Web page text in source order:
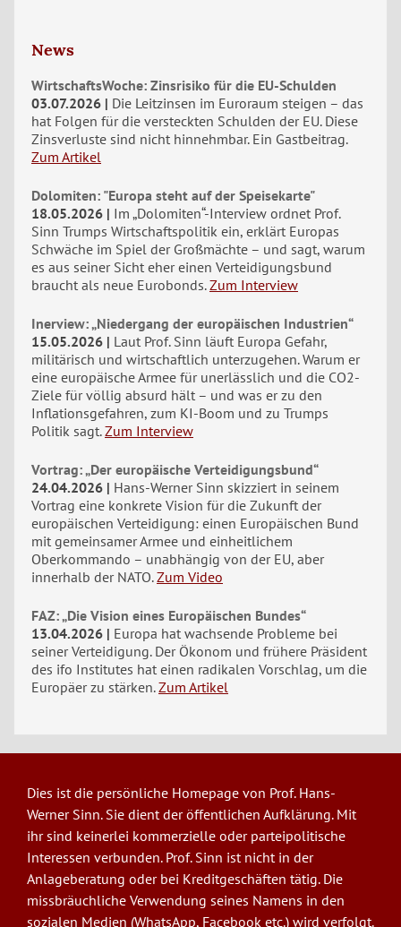
News
WirtschaftsWoche: Zinsrisiko für die EU-Schulden
03.07.2026
Die Leitzinsen im Euroraum steigen – das
hat Folgen für die versteckten Schulden der EU. Diese
Zinsverluste sind nicht hinnehmbar. Ein Gastbeitrag.
Zum Artikel
Dolomiten: "Europa steht auf der Speisekarte"
18.05.2026
Im „Dolomiten“-Interview ordnet Prof.
Sinn Trumps Wirtschaftspolitik ein, erklärt Europas
Schwäche im Spiel der Großmächte – und sagt, warum
es aus seiner Sicht eher einen Verteidigungsbund
braucht als neue Eurobonds. Zum Interview
Inerview: „Niedergang der europäischen Industrien“
15.05.2026
Laut Prof. Sinn läuft Europa Gefahr,
militärisch und wirtschaftlich unterzugehen. Warum er
eine europäische Armee für unerlässlich und die CO2-
Ziele für völlig absurd hält – und was er zu den
Inflationsgefahren, zum KI-Boom und zu Trumps
Politik sagt. Zum Interview
Vortrag: „Der europäische Verteidigungsbund“
24.04.2026
Hans-Werner Sinn skizziert in seinem
Vortrag eine konkrete Vision für die Zukunft der
europäischen Verteidigung: einen Europäischen Bund
mit gemeinsamer Armee und einheitlichem
Oberkommando – unabhängig von der EU, aber
innerhalb der NATO. Zum Video
FAZ: „Die Vision eines Europäischen Bundes“
13.04.2026
Europa hat wachsende Probleme bei
seiner Verteidigung. Der Ökonom und frühere Präsident
des ifo Institutes hat einen radikalen Vorschlag, um die
Europäer zu stärken. Zum Artikel
Dies ist die persönliche Homepage von Prof. Hans-
Werner Sinn. Sie dient der öffentlichen Aufklärung. Mit
ihr sind keinerlei kommerzielle oder parteipolitische
Interessen verbunden. Prof. Sinn ist nicht in der
Anlageberatung oder bei Kreditgeschäften tätig. Die
missbräuchliche Verwendung seines Namens in den
sozialen Medien (WhatsApp, Facebook etc.) wird verfolgt.